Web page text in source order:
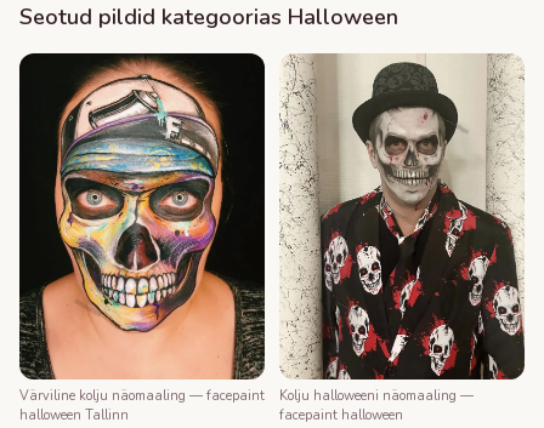
Seotud pildid kategoorias Halloween
Värviline kolju näomaaling — facepaint
halloween Tallinn
Kolju halloweeni näomaaling —
facepaint halloween